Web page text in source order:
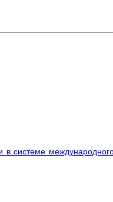
системе международного